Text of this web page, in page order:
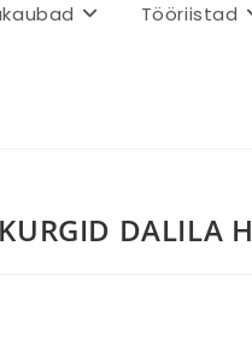
Tööriistad
DALILA H